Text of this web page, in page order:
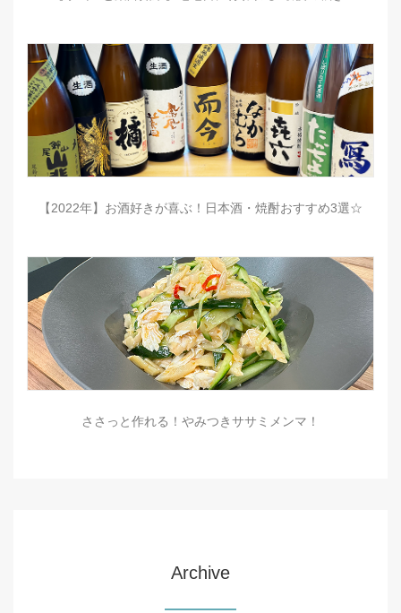
【2022年】お酒好きが喜ぶ！日本酒・焼酎おすすめ3選☆
ささっと作れる！やみつきササミメンマ！
Archive